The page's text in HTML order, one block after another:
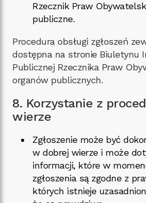
Rzecznik Praw
publiczne.
Procedura obsługi zgłoszeń
dostępna na stronie Biuletynu
Publicznej Rzecznika Praw
organów publicznych.
8. Korzystanie z
wierze
Zgłoszenie może być
w dobrej wierze i może
informacji, które w
zgłoszenia są zgodne z
których istnieje